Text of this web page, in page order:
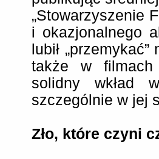
„Stowarzyszenie
i okazjonalnego
lubił
także w filmach
solidny wkład
szczególnie w jej
Zło, które czyni